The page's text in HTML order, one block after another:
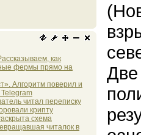
как
фермы прямо на
Алгоритм поверил и
читал переписку
крипту
схема
читалок в
Две